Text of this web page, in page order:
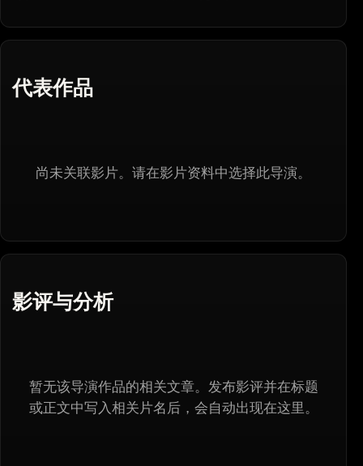
代表作品
尚未关联影片。请在影片资料中选择此导演。
影评与分析
暂无该导演作品的相关文章。发布影评并在标题
或正文中写入相关片名后，会自动出现在这里。